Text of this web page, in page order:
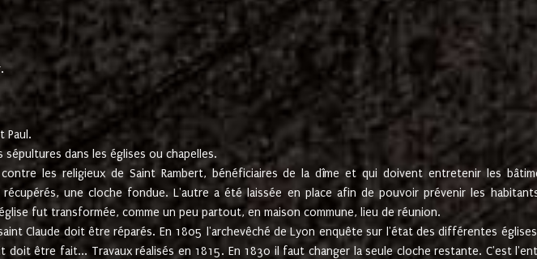
Paul.
dans les églises ou chapelles.
les religieux de Saint Rambert, bénéficiaires de la dîme et qui doivent entretenir les
une cloche fondue. L'autre a été laissée en place afin de pouvoir prévenir les
fut transformée, comme un peu partout, en maison commune, lieu de réunion.
Claude doit être réparés. En 1805 l'archevêché de Lyon enquête sur l'état des différentes
doit être fait... Travaux réalisés en 1815. En 1830 il faut changer la seule cloche restante. C'est